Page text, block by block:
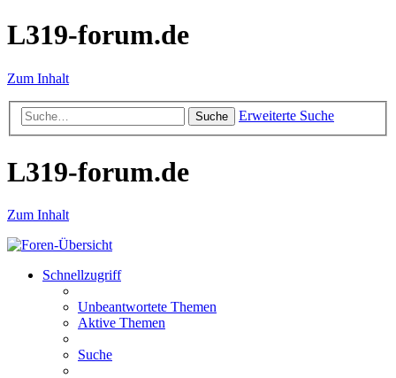
L319-forum.de
Zum Inhalt
Suche Erweiterte Suche
L319-forum.de
Zum Inhalt
Schnellzugriff
Unbeantwortete Themen
Aktive Themen
Suche